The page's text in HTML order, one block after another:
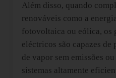
Além disso, quando
renováveis como a
fotovoltaica ou eólica, os
eléctricos são capazes
de vapor sem emissões
sistemas altamente